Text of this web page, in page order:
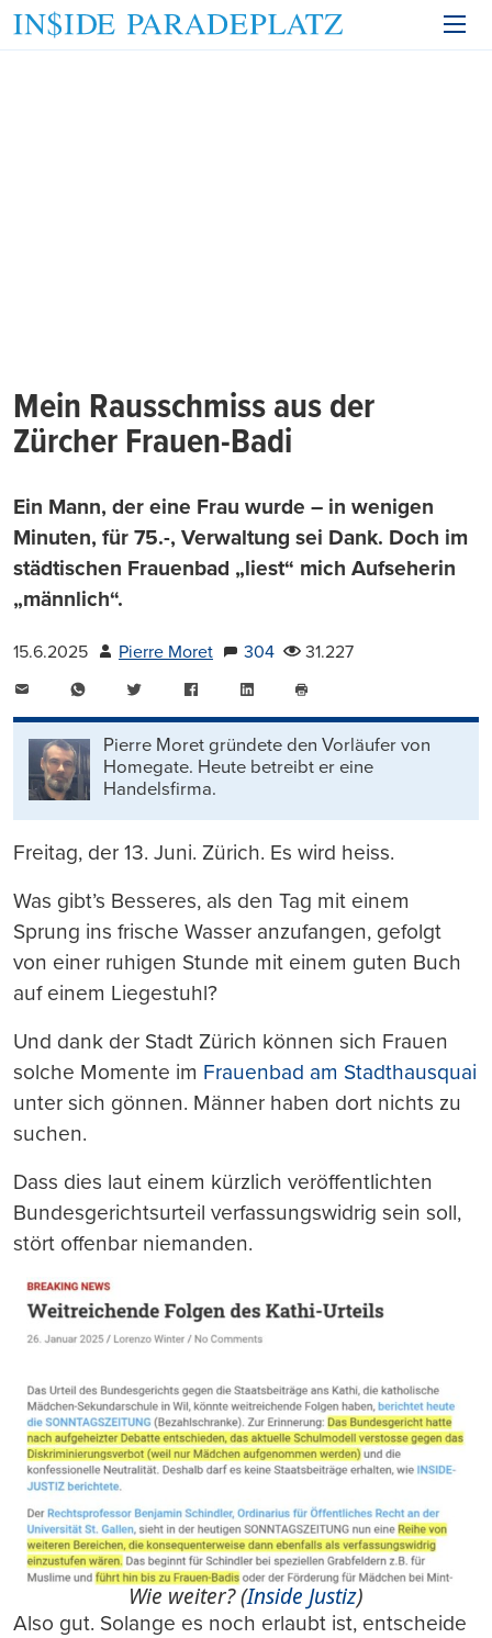
Mein Rausschmiss aus der
Zürcher Frauen-Badi
Ein Mann, der eine Frau wurde – in wenigen
Minuten, für 75.-, Verwaltung sei Dank. Doch im
städtischen Frauenbad „liest“ mich Aufseherin
„männlich“.
15.6.2025 Pierre Moret 304
31.227
WhatsAppTwitter FacebookLinkedIn
drucken
Pierre Moret gründete den Vorläufer von
Homegate. Heute betreibt er eine
Handelsfirma.
Freitag, der 13. Juni. Zürich. Es wird heiss.
Was gibt’s Besseres, als den Tag mit einem
Sprung ins frische Wasser anzufangen, gefolgt
von einer ruhigen Stunde mit einem guten Buch
auf einem Liegestuhl?
Und dank der Stadt Zürich können sich Frauen
solche Momente im Frauenbad am Stadthausquai
unter sich gönnen. Männer haben dort nichts zu
suchen.
Dass dies laut einem kürzlich veröffentlichten
Bundesgerichtsurteil verfassungswidrig sein soll,
stört offenbar niemanden.
Wie weiter? (Inside Justiz)
Also gut. Solange es noch erlaubt ist, entscheide